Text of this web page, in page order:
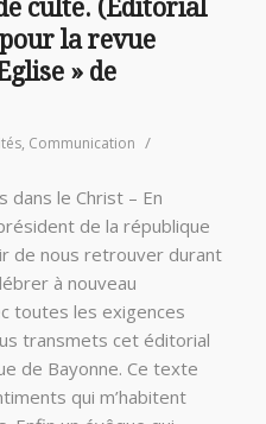
culte. (Editorial
la revue
» de
, Communication /
le Christ – En
de la république
de nous retrouver durant
à nouveau
toutes les exigences
transmets cet éditorial
de Bayonne. Ce texte
qui m’habitent